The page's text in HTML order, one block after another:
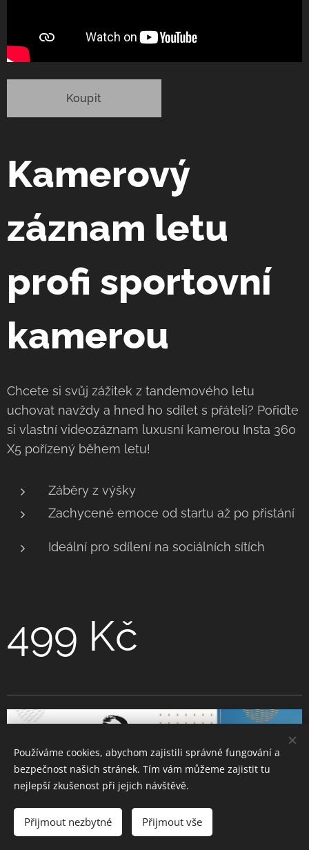
Koupit
Kamerový
záznam letu
profi sportovní
kamerou
Chcete si svůj zážitek z tandemového letu
uchovat navždy a hned ho sdílet s přáteli? Pořiďte
si vlastní videozáznam luxusní kamerou Insta 360
X5 pořízený během letu!
Záběry z výšky
Zachycené emoce od startu až po přistání
Ideální pro sdílení na sociálních sítích
499 Kč
Používáme cookies, abychom zajistili správné fungování a
bezpečnost našich stránek. Tím vám můžeme zajistit tu
nejlepší zkušenost při jejich návštěvě.
Přijmout nezbytné Přijmout vše